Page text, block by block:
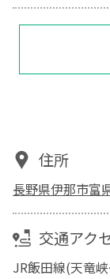
住所
長野県伊那市富
交通アク
JR飯田線(天竜